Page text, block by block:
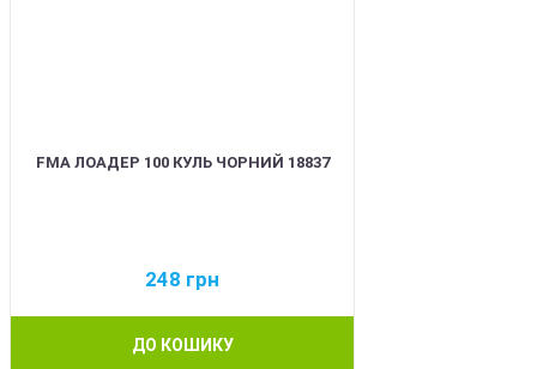
FMA ЛОАДЕР 100 КУЛЬ ЧОРНИЙ 18837
248 грн
ДО КОШИКУ